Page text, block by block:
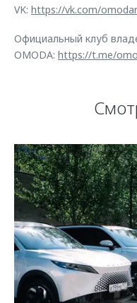
VK: https://vk.com/
Официальный клуб
OMODA: https://t.me/